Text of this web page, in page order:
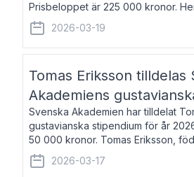
Prisbeloppet är 225 000 kronor.
född 1965, är professor i nordiska
universitet. Han disputerade 2004
2026-03-19
Tomas Eriksson tilldelas
Akademiens
Svenska Akademien har tilldelat
gustavianska stipendium för år
50 000 kronor. Tomas Eriksson,
projektledare inom marknadsföring
utkom i fjol med boken
2026-03-17